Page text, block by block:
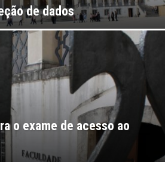
de dados
o exame de acesso ao